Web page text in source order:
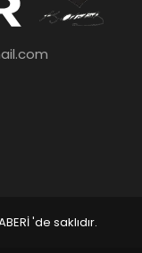
'de saklıdır.